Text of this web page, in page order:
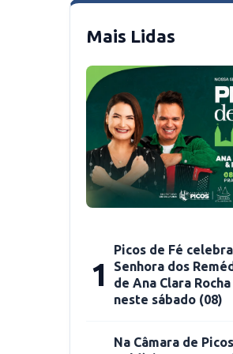
Mais Lidas
1
Picos de Fé
Senhora dos
de Ana Clara
neste sábado (08)
Na Câmara de